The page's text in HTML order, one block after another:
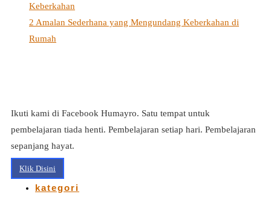
Keberkahan
2 Amalan Sederhana yang Mengundang Keberkahan di
Rumah
Ikuti kami di Facebook Humayro. Satu tempat untuk
pembelajaran tiada henti. Pembelajaran setiap hari. Pembelajaran
sepanjang hayat.
Klik Disini
kategori